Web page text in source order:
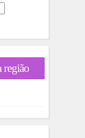
região